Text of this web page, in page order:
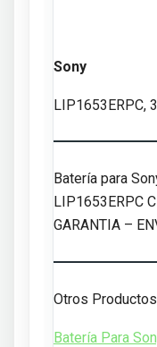
Sony
LIP1653ERPC,
Batería para
LIP1653ERPC
GARANTIA –
Otros
Batería Para